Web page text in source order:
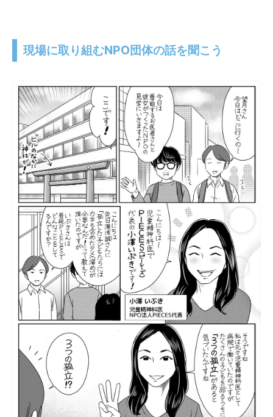
現場に取り組むNPO団体の話を聞こう